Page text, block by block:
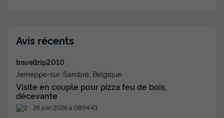
Avis récents
traveltrip2010
Jemeppe-sur-Sambre, Belgique
Visite en couple pour pizza feu de bois,
décevante
26 juin 2026 à 08:54:43